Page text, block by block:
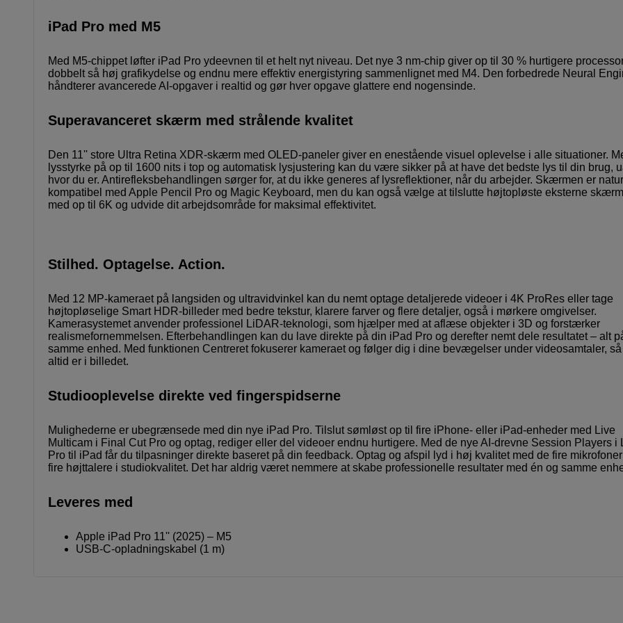
iPad Pro med M5
Med M5-chippet løfter iPad Pro ydeevnen til et helt nyt niveau. Det nye 3 nm-chip giver op til 30 % hurtigere
dobbelt så høj grafikydelse og endnu mere effektiv energistyring sammenlignet med M4. Den forbedrede Neural
håndterer avancerede AI-opgaver i realtid og gør hver opgave glattere end nogensinde.
Superavanceret skærm med strålende kvalitet
Den 11'' store Ultra Retina XDR-skærm med OLED-paneler giver en enestående visuel oplevelse i alle situationer.
lysstyrke på op til 1600 nits i top og automatisk lysjustering kan du være sikker på at have det bedste lys til din brug,
hvor du er. Antirefleksbehandlingen sørger for, at du ikke generes af lysreflektioner, når du arbejder. Skærmen er
kompatibel med Apple Pencil Pro og Magic Keyboard, men du kan også vælge at tilslutte højtopløste eksterne
med op til 6K og udvide dit arbejdsområde for maksimal effektivitet.
Stilhed. Optagelse. Action.
Med 12 MP-kameraet på langsiden og ultravidvinkel kan du nemt optage detaljerede videoer i 4K ProRes eller tage
højtopløselige Smart HDR-billeder med bedre tekstur, klarere farver og flere detaljer, også i mørkere omgivelser.
Kamerasystemet anvender professionel LiDAR-teknologi, som hjælper med at aflæse objekter i 3D og forstærker
realismefornemmelsen. Efterbehandlingen kan du lave direkte på din iPad Pro og derefter nemt dele resultatet – alt
samme enhed. Med funktionen Centreret fokuserer kameraet og følger dig i dine bevægelser under videosamtaler, så
altid er i billedet.
Studiooplevelse direkte ved fingerspidserne
Mulighederne er ubegrænsede med din nye iPad Pro. Tilslut sømløst op til fire iPhone- eller iPad-enheder med Live
Multicam i Final Cut Pro og optag, rediger eller del videoer endnu hurtigere. Med de nye AI-drevne Session Players i
Pro til iPad får du tilpasninger direkte baseret på din feedback. Optag og afspil lyd i høj kvalitet med de fire
fire højttalere i studiokvalitet. Det har aldrig været nemmere at skabe professionelle resultater med én og samme
Leveres med
Apple iPad Pro 11'' (2025) – M5
USB‑C-opladningskabel (1 m)